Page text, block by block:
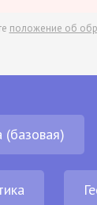
положение об